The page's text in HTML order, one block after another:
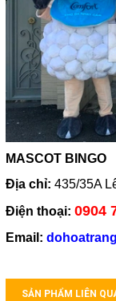
MASCOT BINGO
Địa chỉ: 435/35A
Điện thoại: 0904
Email:
SẢN PHẨM LIÊN